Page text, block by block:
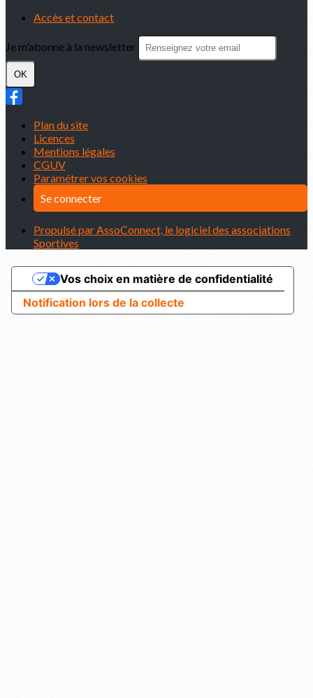
Accès et contact
Je m'abonne à la newsletter
OK
Plan du site
Licences
Mentions légales
CGUV
Paramétrer vos cookies
Se connecter
Propulsé par AssoConnect, le logiciel des associations
Sportives
Notification lors de la collecte
Vos choix en matière de confidentialité